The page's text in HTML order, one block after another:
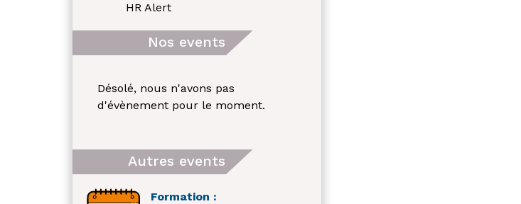
HR Alert
Nos events
Désolé, nous n'avons pas
d'évènement pour le moment.
Autres events
Formation :